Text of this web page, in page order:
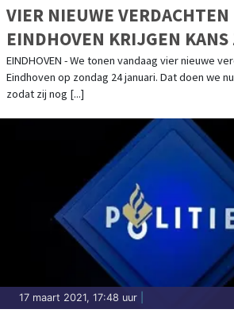
VIER NIEUWE VERDACHTEN
EINDHOVEN KRIJGEN KANS
MELDEN
EINDHOVEN - We tonen vandaag vier nieuwe
Eindhoven op zondag 24 januari. Dat doen we
zodat zij nog [...]
17 maart 2021, 17:48 uur